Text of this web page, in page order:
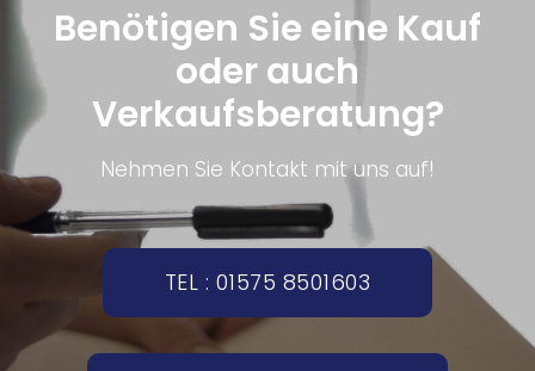
Benötigen Sie eine Kauf
oder auch
Verkaufsberatung?
Nehmen Sie Kontakt mit uns auf!
TEL : 01575 8501603